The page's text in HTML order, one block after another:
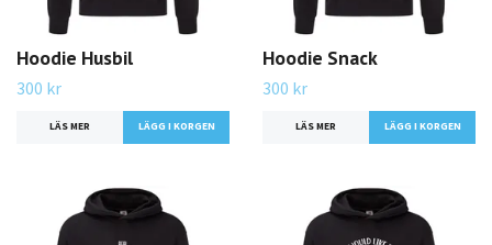
Hoodie Husbil
300 kr
LÄS MER LÄGG I KORGEN
Hoodie Snack
300 kr
LÄS MER LÄGG I KORGEN